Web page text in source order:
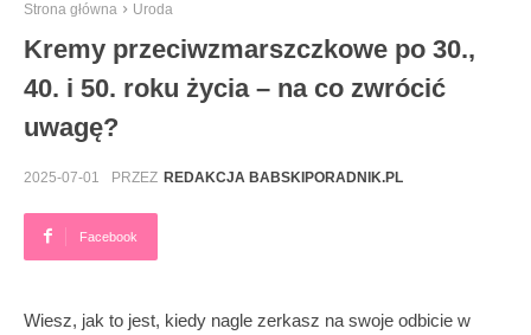
Strona główna Uroda
Kremy przeciwzmarszczkowe po 30.,
40. i 50. roku życia – na co zwrócić
uwagę?
2025-07-01 PRZEZ REDAKCJA BABSKIPORADNIK.PL
Facebook
Wiesz, jak to jest, kiedy nagle zerkasz na swoje odbicie w